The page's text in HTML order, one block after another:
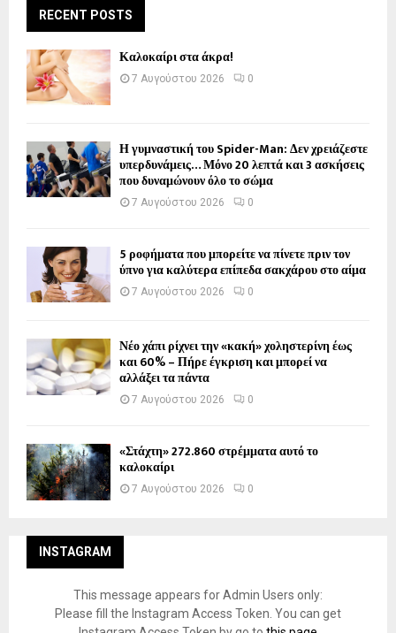
RECENT POSTS
Καλοκαίρι στα άκρα!
7 Αυγούστου 2026 0
Η γυμναστική του Spider-Man: Δεν χρειάζεστε
υπερδυνάμεις… Μόνο 20 λεπτά και 3 ασκήσεις
που δυναμώνουν όλο το σώμα
7 Αυγούστου 2026 0
5 ροφήματα που μπορείτε να πίνετε πριν τον
ύπνο για καλύτερα επίπεδα σακχάρου στο αίμα
7 Αυγούστου 2026 0
Νέο χάπι ρίχνει την «κακή» χοληστερίνη έως
και 60% – Πήρε έγκριση και μπορεί να
αλλάξει τα πάντα
7 Αυγούστου 2026 0
«Στάχτη» 272.860 στρέμματα αυτό το
καλοκαίρι
7 Αυγούστου 2026 0
INSTAGRAM
This message appears for Admin Users only:
Please fill the Instagram Access Token. You can get